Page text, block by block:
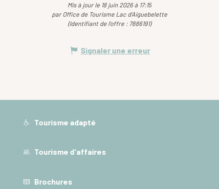
Mis à jour le 18 juin 2026 à 17:15
par Office de Tourisme Lac d'Aiguebelette
(Identifiant de l'offre : 7886191)
Signaler une erreur
Tourisme adapté
Tourisme d'affaires
Brochures